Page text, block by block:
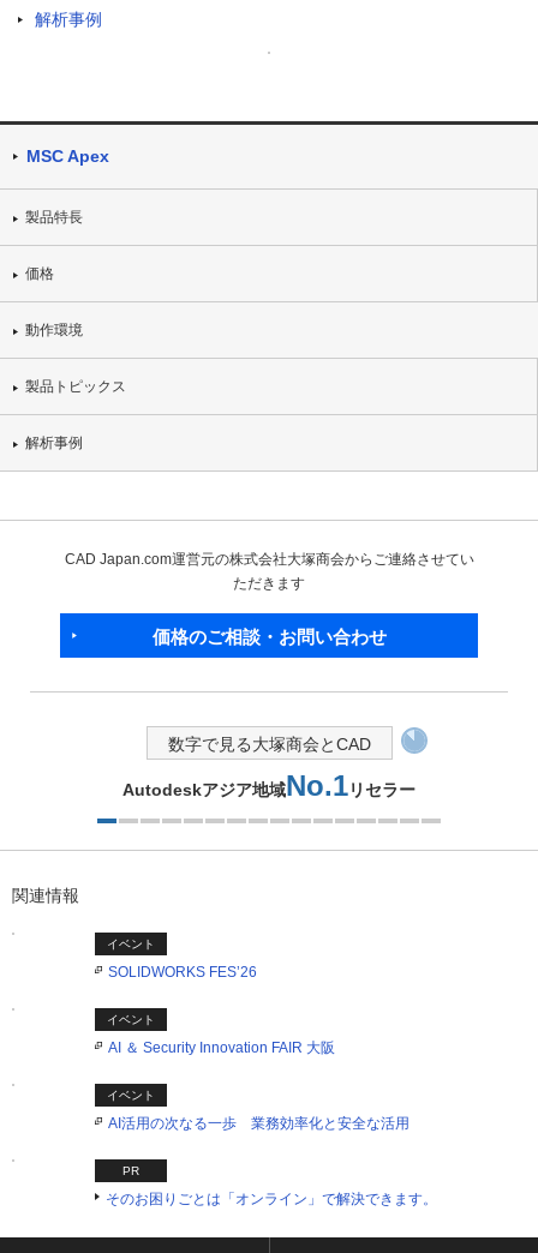
解析事例
MSC Apex
製品特長
価格
動作環境
製品トピックス
解析事例
CAD Japan.com運営元の株式会社大塚商会からご連絡させてい
ただきます
価格のご相談・お問い合わせ
数字で見る大塚商会とCAD
Autodeskアジア地域No.1リセラー
関連情報
イベント
SOLIDWORKS FES’26
イベント
AI ＆ Security Innovation FAIR 大阪
イベント
AI活用の次なる一歩 業務効率化と安全な活用
PR
そのお困りごとは「オンライン」で解決できます。